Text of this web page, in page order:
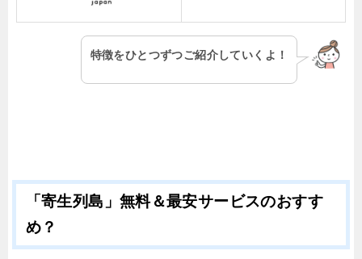
特徴をひとつずつご紹介していくよ！
「寄生列島」無料＆最安サービスのおすす
め？